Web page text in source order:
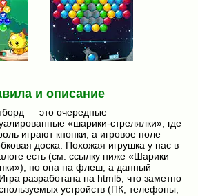
и описание
— это очередные
«шарики-стрелялки», где
играют кнопки, а игровое поле —
доска. Похожая игрушка у нас в
есть (см. ссылку ниже «Шарики
но она на флеш, а данный
разработана на html5, что заметно
устройств (ПК, телефоны,